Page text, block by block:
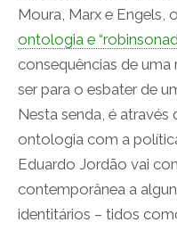
Moura, Marx e Engels,
ontologia e
consequências de
ser para o esbater de
Nesta senda, é
ontologia com a
Eduardo Jordão vai
contemporânea a
identitários – tidos